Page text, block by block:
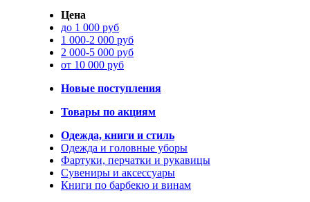
Цена
до 1 000 руб
1 000-2 000 руб
2 000-5 000 руб
от 10 000 руб
Новые поступления
Товары по акциям
Одежда, книги и стиль
Одежда и головные уборы
Фартуки, перчатки и рукавицы
Сувениры и аксессуары
Книги по барбекю и винам